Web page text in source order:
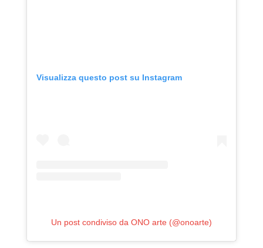
Visualizza questo post su Instagram
Un post condiviso da ONO arte (@onoarte)